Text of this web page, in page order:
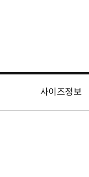
사이즈정보